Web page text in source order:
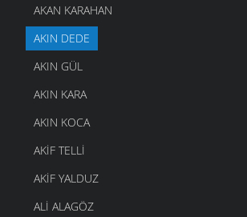
AKAN KARAHAN
AKIN DEDE
AKIN GÜL
AKIN KARA
AKIN KOCA
AKIF TELLI
AKIF YALDUZ
ALI ALAGÖZ